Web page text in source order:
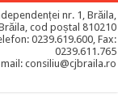
nr. 1, Brăila,
cod poștal 810210
0239.619.600, Fax:
0239.611.765
mail: consiliu@cjbraila.ro